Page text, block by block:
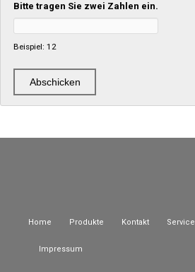
Bitte tragen Sie zwei Zahlen ein.
Beispiel: 12
Home Produkte Kontakt Service
Impressum